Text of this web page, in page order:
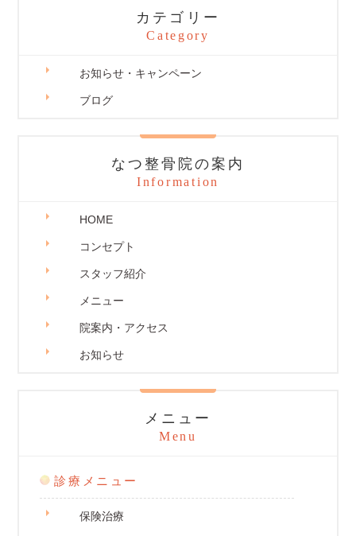
カテゴリー
Category
お知らせ・キャンペーン
ブログ
なつ整骨院の案内
Information
HOME
コンセプト
スタッフ紹介
メニュー
院案内・アクセス
お知らせ
メニュー
Menu
診療メニュー
保険治療